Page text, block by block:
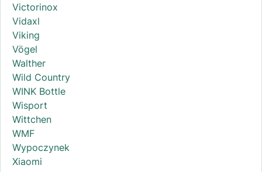
Victorinox
Vidaxl
Viking
Vögel
Walther
Wild Country
WINK Bottle
Wisport
Wittchen
WMF
Wypoczynek
Xiaomi